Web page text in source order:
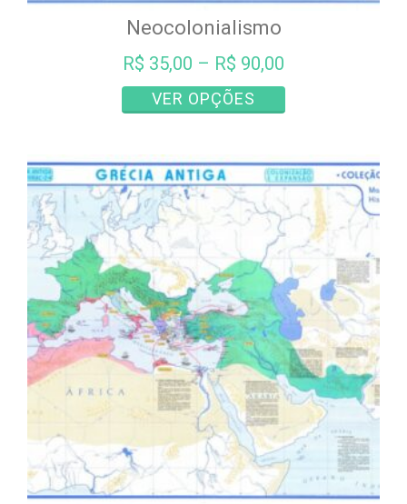
Neocolonialismo
R$ 35,00 – R$ 90,00
VER OPÇÕES
produto
várias
variantes.
As
opções
podem
ser
escolhidas
na
página
do
produto